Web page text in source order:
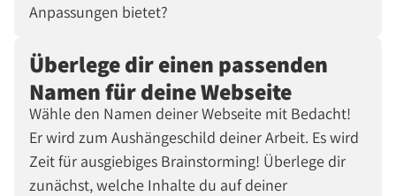
Anpassungen bietet?
Überlege dir einen passenden
Namen für deine Webseite
Wähle den Namen deiner Webseite mit Bedacht!
Er wird zum Aushängeschild deiner Arbeit. Es wird
Zeit für ausgiebiges Brainstorming! Überlege dir
zunächst, welche Inhalte du auf deiner